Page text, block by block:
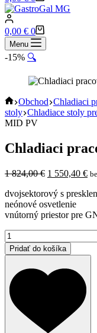
cart
Shopping
cart
0,00 € 0
Menu
-15% 🔍
Home
Obchod Chladiaci
stoly Chladiace stoly
MID PV
Chladiaci
1 824,00€ Pôvodná
bola:
1
824,00 €.
1 550,40 €
je:
dvojsektorový s
neónové osvetlenie
vnútorný priestor pre
množstvo
Chladiaci
pracovný
TF
02
MID
PV
Pridať do košíka